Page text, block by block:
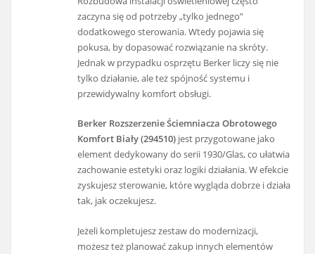
zaczyna się od potrzeby „tylko jednego”
dodatkowego sterowania. Wtedy pojawia się
pokusa, by dopasować rozwiązanie na skróty.
Jednak w przypadku osprzętu Berker liczy się nie
tylko działanie, ale też spójność systemu i
przewidywalny komfort obsługi.
Berker Rozszerzenie Ściemniacza Obrotowego
Komfort Biały (294510) jest przygotowane jako
element dedykowany do serii 1930/Glas, co ułatwia
zachowanie estetyki oraz logiki działania. W efekcie
zyskujesz sterowanie, które wygląda dobrze i działa
tak, jak oczekujesz.
Jeżeli kompletujesz zestaw do modernizacji,
możesz też planować zakup innych elementów